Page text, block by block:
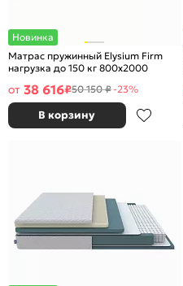
Новинка
Матрас пружинный Elysium Firm
нагрузка до 150 кг 800x2000
от 38 616₽50 150 ₽-23%
В корзину